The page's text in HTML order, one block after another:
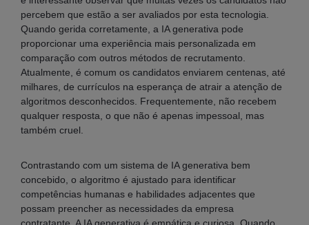
percebem que estão a ser avaliados por esta tecnologia.
Quando gerida corretamente, a IA generativa pode
proporcionar uma experiência mais personalizada em
comparação com outros métodos de recrutamento.
Atualmente, é comum os candidatos enviarem centenas, até
milhares, de currículos na esperança de atrair a atenção de
algoritmos desconhecidos. Frequentemente, não recebem
qualquer resposta, o que não é apenas impessoal, mas
também cruel.
Contrastando com um sistema de IA generativa bem
concebido, o algoritmo é ajustado para identificar
competências humanas e habilidades adjacentes que
possam preencher as necessidades da empresa
contratante. A IA generativa é empática e curiosa. Quando